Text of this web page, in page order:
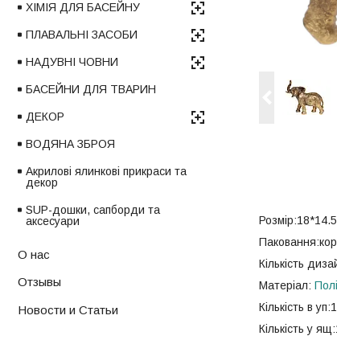
Кількість
Матеріал:
Кількість в уп:1
Кількість у
ХІМІЯ ДЛЯ БАСЕЙНУ
ПЛАВАЛЬНІ ЗАСОБИ
НАДУВНІ ЧОВНИ
БАСЕЙНИ ДЛЯ ТВАРИН
ДЕКОР
ВОДЯНА ЗБРОЯ
Акрилові ялинкові прикраси та
декор
SUP-дошки, сапборди та
аксесуари
О нас
Отзывы
Новости и Статьи